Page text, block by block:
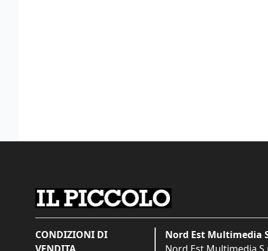
CONDIZIONI DI
Nord Est Multimedia